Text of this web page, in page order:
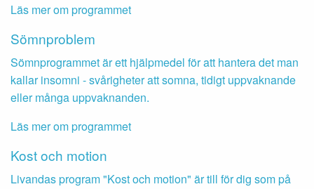
Läs mer om programmet
Sömnproblem
Sömnprogrammet är ett hjälpmedel för att hantera det man
kallar insomni - svårigheter att somna, tidigt uppvaknande
eller många uppvaknanden.
Läs mer om programmet
Kost och motion
Livandas program "Kost och motion" är till för dig som på